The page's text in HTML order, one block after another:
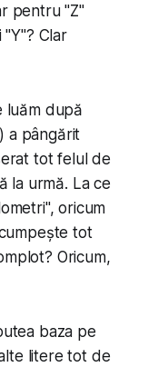
pentru "Z"
Clar
luăm după
a pângărit
tot felul de
la urmă. La ce
oricum
tot
Oricum,
baza pe
litere tot de